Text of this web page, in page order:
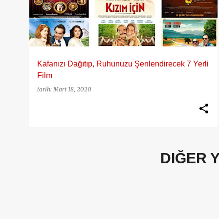
ı
t
l
Kafanızı Dağıtıp, Ruhunuzu Şenlendirecek 7 Yerli
Film
tarih:Mart 18, 2020
DIĞER